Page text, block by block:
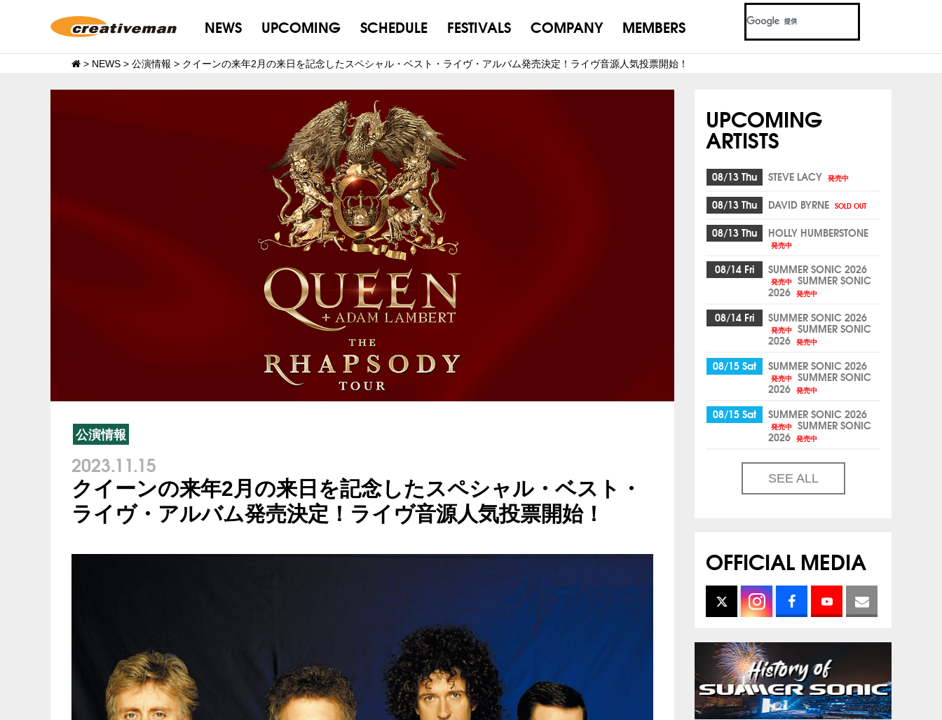
NEWS UPCOMING SCHEDULE FESTIVALS COMPANY MEMBERS
> NEWS > 公演情報 > クイーンの来年2月の来日を記念したスペシャル・ベスト・ライヴ・アルバム発売決定！ライヴ音源人気投票開始！
公演情報
2023.11.15
クイーンの来年2月の来日を記念したスペシャル・ベスト・
ライヴ・アルバム発売決定！ライヴ音源人気投票開始！
UPCOMING
ARTISTS
08/13 Thu STEVE LACY 発売中
08/13 Thu DAVID BYRNE SOLD OUT
08/13 Thu HOLLY HUMBERSTONE
発売中
08/14 Fri SUMMER SONIC 2026
発売中 SUMMER SONIC
2026 発売中
08/14 Fri SUMMER SONIC 2026
発売中 SUMMER SONIC
2026 発売中
08/15 Sat SUMMER SONIC 2026
発売中 SUMMER SONIC
2026 発売中
08/15 Sat SUMMER SONIC 2026
発売中 SUMMER SONIC
2026 発売中
SEE ALL
OFFICIAL MEDIA